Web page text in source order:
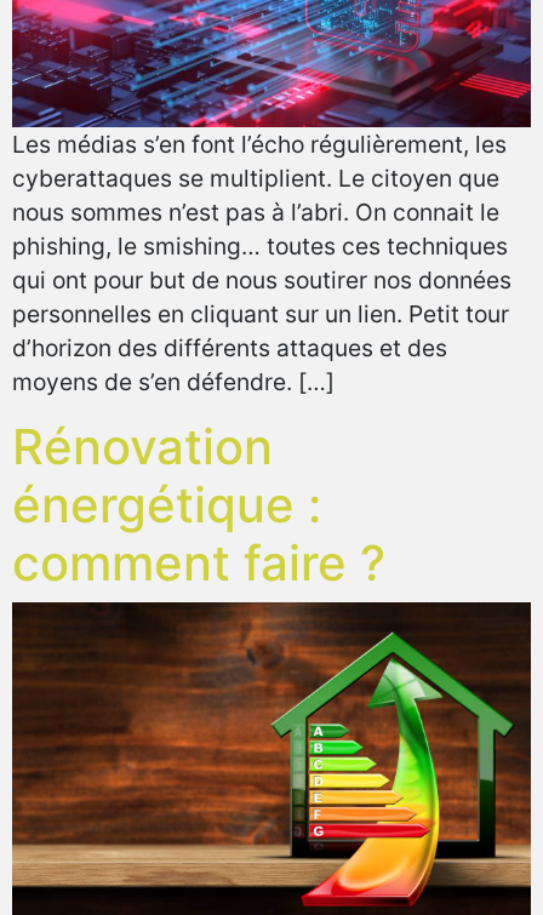
Les médias s’en font l’écho régulièrement, les
cyberattaques se multiplient. Le citoyen que
nous sommes n’est pas à l’abri. On connait le
phishing, le smishing… toutes ces techniques
qui ont pour but de nous soutirer nos données
personnelles en cliquant sur un lien. Petit tour
d’horizon des différents attaques et des
moyens de s’en défendre. […]
Rénovation
énergétique :
comment faire ?